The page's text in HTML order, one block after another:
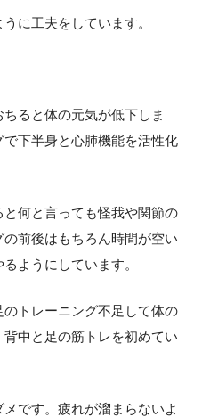
に工夫をしています。
ると体の元気が低下しま
下半身と心肺機能を活性化
何と言っても怪我や関節の
前後はもちろん時間が空い
ようにしています。
のトレーニング不足して体の
中と足の筋トレを初めてい
メです。疲れが溜まらないよ